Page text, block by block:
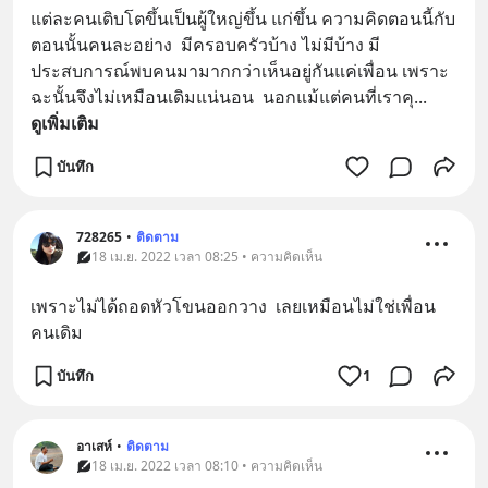
แต่ละคนเติบโตขึ้นเป็นผู้ใหญ่ขึ้น แก่ขึ้น ความคิดตอนนี้กับ
ตอนนั้นคนละอย่าง  มีครอบครัวบ้าง ไม่มีบ้าง มี
ประสบการณ์พบคนมามากกว่าเห็นอยู่กันแค่เพื่อน เพราะ
ฉะนั้นจึงไม่เหมือนเดิมแน่นอน  นอกแม้แต่คนที่เราคุ...
ดูเพิ่มเติม
บันทึก
728265 • ติดตาม
18 เม.ย. 2022 เวลา 08:25 • ความคิดเห็น
เพราะไม่ได้ถอดหัวโขนออกวาง  เลยเหมือนไม่ใช่เพื่อน
คนเดิม
บันทึก 1
อาเสห์ • ติดตาม
18 เม.ย. 2022 เวลา 08:10 • ความคิดเห็น